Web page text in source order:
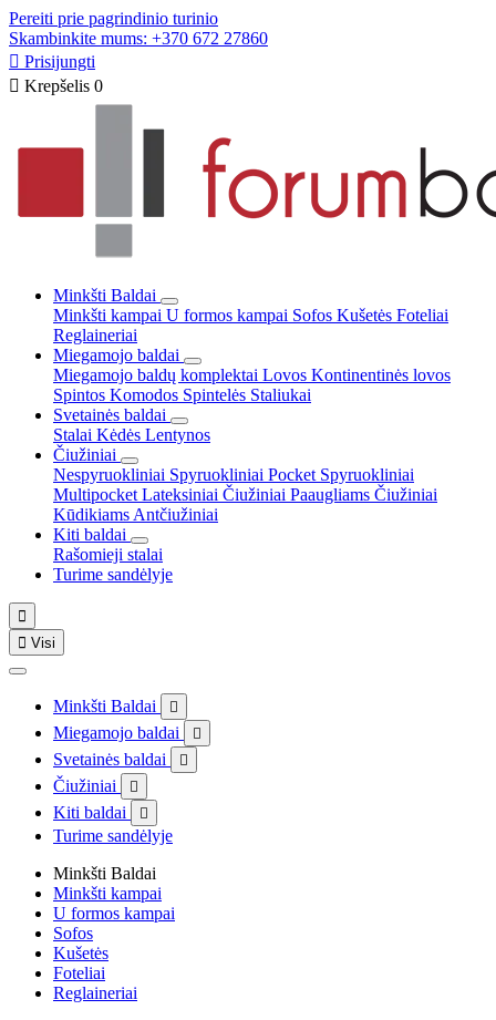
Pereiti prie pagrindinio turinio
Skambinkite mums: +370 672 27860
 Prisijungti
 Krepšelis 0
Minkšti Baldai
Minkšti kampai U formos kampai Sofos Kušetės Foteliai
Reglaineriai
Miegamojo baldai
Miegamojo baldų komplektai Lovos Kontinentinės lovos
Spintos Komodos Spintelės Staliukai
Svetainės baldai
Stalai Kėdės Lentynos
Čiužiniai
Nespyruokliniai Spyruokliniai Pocket Spyruokliniai
Multipocket Lateksiniai Čiužiniai Paaugliams Čiužiniai
Kūdikiams Antčiužiniai
Kiti baldai
Rašomieji stalai
Turime sandėlyje

 Visi
Minkšti Baldai 
Miegamojo baldai 
Svetainės baldai 
Čiužiniai 
Kiti baldai 
Turime sandėlyje
Minkšti Baldai
Minkšti kampai
U formos kampai
Sofos
Kušetės
Foteliai
Reglaineriai